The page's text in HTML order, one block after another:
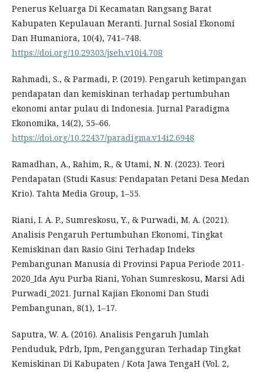
Penerus Keluarga Di Kecamatan Rangsang Barat
Kabupaten Kepulauan Meranti. Jurnal Sosial Ekonomi
Dan Humaniora, 10(4), 741–748.
https://doi.org/10.29303/jseh.v10i4.708
Rahmadi, S., & Parmadi, P. (2019). Pengaruh ketimpangan
pendapatan dan kemiskinan terhadap pertumbuhan
ekonomi antar pulau di Indonesia. Jurnal Paradigma
Ekonomika, 14(2), 55–66.
https://doi.org/10.22437/paradigma.v14i2.6948
Ramadhan, A., Rahim, R., & Utami, N. N. (2023). Teori
Pendapatan (Studi Kasus: Pendapatan Petani Desa Medan
Krio). Tahta Media Group, 1–55.
Riani, I. A. P., Sumreskosu, Y., & Purwadi, M. A. (2021).
Analisis Pengaruh Pertumbuhan Ekonomi, Tingkat
Kemiskinan dan Rasio Gini Terhadap Indeks
Pembangunan Manusia di Provinsi Papua Periode 2011-
2020_Ida Ayu Purba Riani, Yohan Sumreskosu, Marsi Adi
Purwadi_2021. Jurnal Kajian Ekonomi Dan Studi
Pembangunan, 8(1), 1–17.
Saputra, W. A. (2016). Analisis Pengaruh Jumlah
Penduduk, Pdrb, Ipm, Pengangguran Terhadap Tingkat
Kemiskinan Di Kabupaten / Kota Jawa TengaH (Vol. 2,